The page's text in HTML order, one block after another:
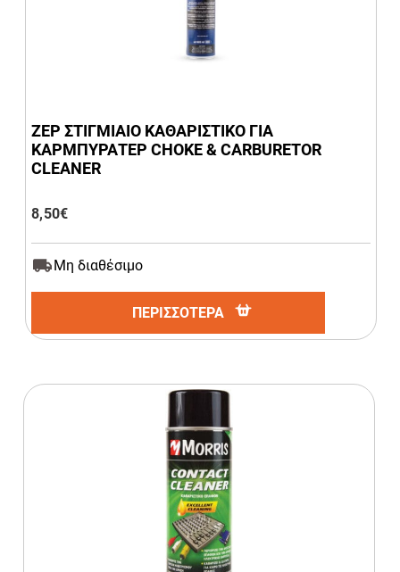
ZEP ΣΤΙΓΜΙΑΙΟ ΚΑΘΑΡΙΣΤΙΚΟ ΓΙΑ
ΚΑΡΜΠΥΡΑΤΕΡ CHOKE & CARBURETOR
CLEANER
8,50€
Μη διαθέσιμο
ΠΕΡΙΣΣΟΤΕΡΑ